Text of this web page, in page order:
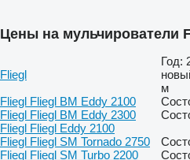
Цены на мульчирователи
Fliegl
Год:
м
Fliegl Fliegl BM Eddy 2100
Fliegl Fliegl BM Eddy 2300
Fliegl Fliegl Eddy 2100
Fliegl Fliegl SM Tornado 2750
Fliegl Fliegl SM Turbo 2200